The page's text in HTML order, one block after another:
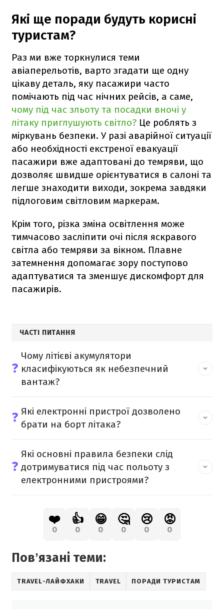
Які ще поради будуть корисні
туристам?
Раз ми вже торкнулися теми
авіаперельотів, варто згадати ще одну
цікаву деталь, яку пасажири часто
помічають під час нічних рейсів, а саме,
чому під час зльоту та посадки вночі у
літаку приглушують світло? Це роблять з
міркувань безпеки. У разі аварійної ситуації
або необхідності екстреної евакуації
пасажири вже адаптовані до темряви, що
дозволяє швидше орієнтуватися в салоні та
легше знаходити виходи, зокрема завдяки
підлоговим світловим маркерам.
Крім того, різка зміна освітлення може
тимчасово засліпити очі після яскравого
світла або темряви за вікном. Плавне
затемнення допомагає зору поступово
адаптуватися та зменшує дискомфорт для
пасажирів.
ЧАСТІ ПИТАННЯ
❓
Чому літієві акумулятори
класифікуються як небезпечний
вантаж?
❓ Які електронні пристрої дозволено
брати на борт літака?
❓
Які основні правила безпеки слід
дотримуватися під час польоту з
електронними пристроями?
❤️
0
👍
0
😁
0
🤔
0
😢
0
😡
0
Повʼязані теми:
TRAVEL-ЛАЙФХАКИ TRAVEL ПОРАДИ ТУРИСТАМ